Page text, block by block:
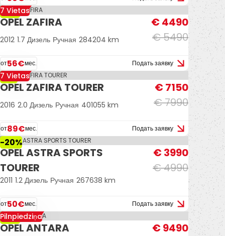
-18%
7 Vietas
OPEL ZAFIRA
€ 5490
€ 4490
2012 1.7 Дизель Ручная 284204 km
от56€мес. Подать заявку
-11%
7 Vietas
OPEL ZAFIRA TOURER
€ 7990
€ 7150
2016 2.0 Дизель Ручная 401055 km
от89€мес. Подать заявку
-20%
OPEL ASTRA SPORTS
TOURER
€ 4990
€ 3990
2011 1.2 Дизель Ручная 267638 km
от50€мес. Подать заявку
-10%
Pilnpiedziņa
OPEL ANTARA
€ 9490